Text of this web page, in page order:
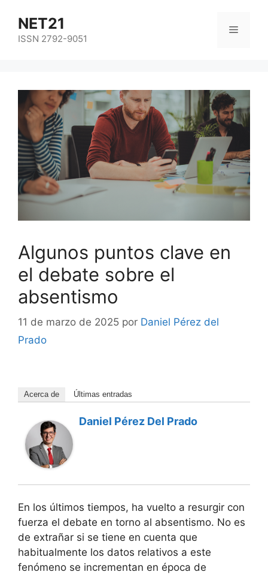
NET21
ISSN 2792-9051
Algunos puntos clave en
el debate sobre el
absentismo
11 de marzo de 2025 por Daniel Pérez del
Prado
Acerca de Últimas entradas
Daniel Pérez Del Prado
En los últimos tiempos, ha vuelto a resurgir con
fuerza el debate en torno al absentismo. No es
de extrañar si se tiene en cuenta que
habitualmente los datos relativos a este
fenómeno se incrementan en época de